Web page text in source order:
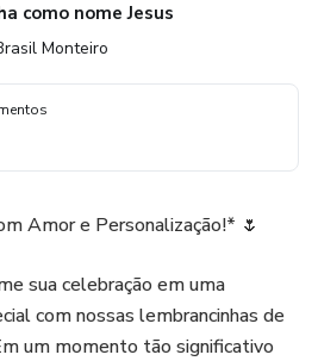
como nome Jesus
Monteiro
Amor e Personalização!* 🌷
sua celebração em uma
com nossas lembrancinhas de
um momento tão significativo